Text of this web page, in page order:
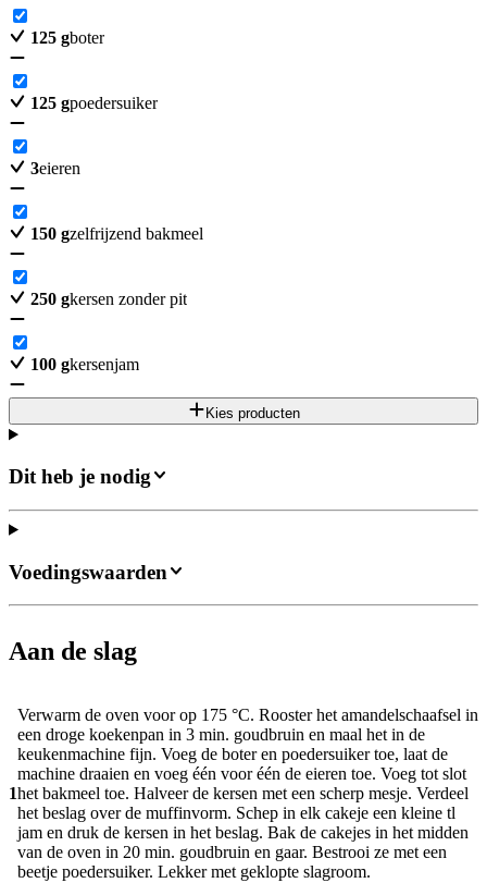
125 gboter
125 gpoedersuiker
3eieren
150 gzelfrijzend bakmeel
250 gkersen zonder pit
100 gkersenjam
Kies producten
Dit heb je nodig
Aan de slag
1
Verwarm de oven voor op 175 °C. Rooster het amandelschaafsel in
een droge koekenpan in 3 min. goudbruin en maal het in de
keukenmachine fijn. Voeg de boter en poedersuiker toe, laat de
machine draaien en voeg één voor één de eieren toe. Voeg tot slot
het bakmeel toe. Halveer de kersen met een scherp mesje. Verdeel
het beslag over de muffinvorm. Schep in elk cakeje een kleine tl
jam en druk de kersen in het beslag. Bak de cakejes in het midden
van de oven in 20 min. goudbruin en gaar. Bestrooi ze met een
beetje poedersuiker. Lekker met geklopte slagroom.
Voedingswaarden